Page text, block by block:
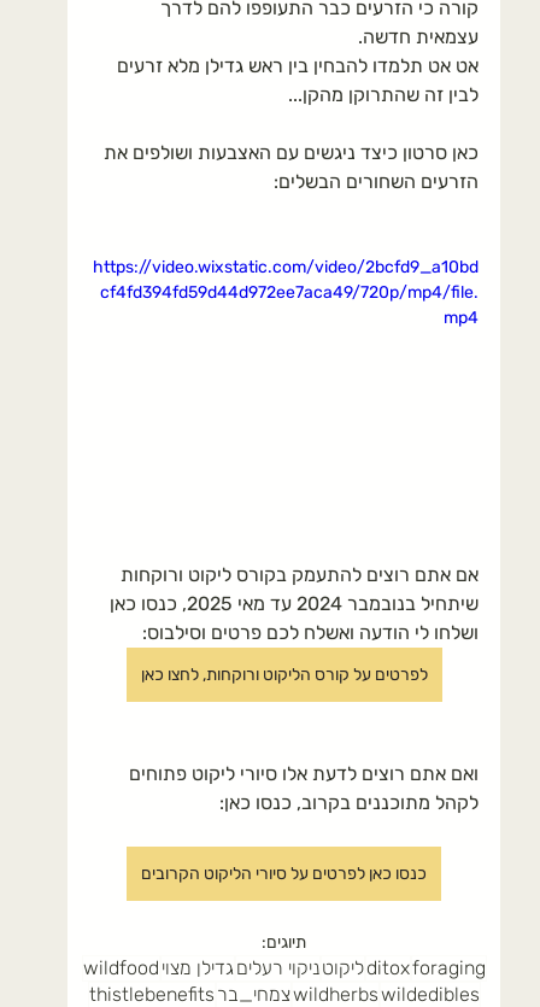
קורה כי הזרעים כבר התעופפו להם לדרך
עצמאית חדשה.
אט אט תלמדו להבחין בין ראש גדילן מלא זרעים
לבין זה שהתרוקן מהקן...
כאן סרטון כיצד ניגשים עם האצבעות ושולפים את
הזרעים השחורים הבשלים:
https://video.wixstatic.com/video/2bcfd9_a10bd
cf4fd394fd59d44d972ee7aca49/720p/mp4/file.
mp4
אם אתם רוצים להתעמק בקורס ליקוט ורוקחות
שיתחיל בנובמבר 2024 עד מאי 2025, כנסו כאן
ושלחו לי הודעה ואשלח לכם פרטים וסילבוס:
לפרטים על קורס הליקוט ורוקחות, לחצו כאן
ואם אתם רוצים לדעת אלו סיורי ליקוט פתוחים
לקהל מתוכננים בקרוב, כנסו כאן:
כנסו כאן לפרטים על סיורי הליקוט הקרובים
תיוגים:
foraging
ditoxליקוטניקוי רעלים גדילן מצוי wildfood
wildedibles
wildherbsצמחי_בר thistlebenefits